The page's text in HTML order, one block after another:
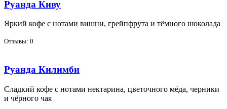
Руанда Киву
Яр­кий ко­фе с но­та­ми виш­ни, грейп­фру­та и тём­но­го шо­ко­ла­да
Отзывы: 0
Руанда Килимби
Слад­кий ко­фе с но­та­ми нек­та­ри­на, цве­точ­но­го мё­да, чер­ни­ки
и чёр­но­го чая